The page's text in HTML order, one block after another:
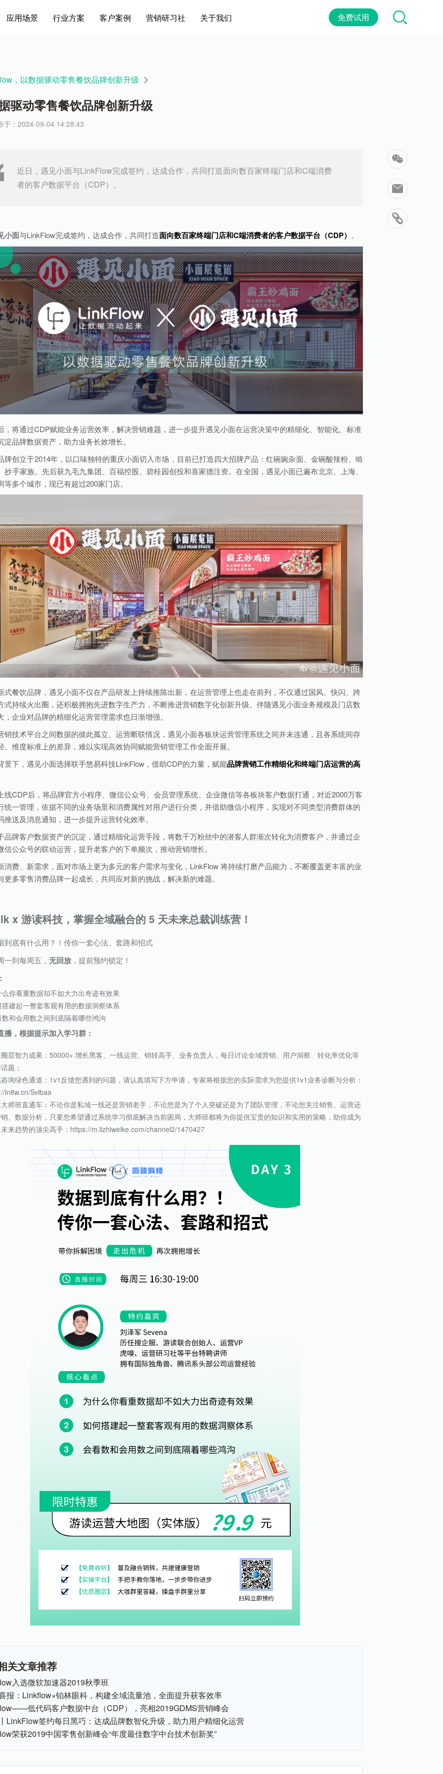
应用场景 行业方案 客户案例 营销研习社 关于我们 免费试用
，以数据驱动零售餐饮品牌创新升级
驱动零售餐饮品牌创新升级
于：2024-09-04 14:28:43
近日，遇见小面与LinkFlow完成签约，达成合作，共同打造面向数百家终端门店和C端消费
者的客户数据平台（CDP）。
小面与LinkFlow完成签约，达成合作，共同打造面向数百家终端门店和C端消费者的客户数据平台（CDP） 。
，将通过CDP赋能业务运营效率，解决营销难题，进一步提升遇见小面在运营决策中的精细化、智能化、标准
淀品牌数据资产，助力业务长效增长。
牌创立于2014年，以口味独特的重庆小面切入市场，目前已打造四大招牌产品：红碗豌杂面、金碗酸辣粉、啃
抄手家族。先后获九毛九集团、百福控股、碧桂园创投和喜家德注资。在全国，遇见小面已遍布北京、上海、
等多个城市，现已有超过200家门店。
式餐饮品牌，遇见小面不仅在产品研发上持续推陈出新，在运营管理上也走在前列，不仅通过国风、快闪、跨
式持续火出圈，还积极拥抱先进数字生产力，不断推进营销数字化创新升级。伴随遇见小面业务规模及门店数
，企业对品牌的精细化运营管理需求也日渐增强。
销技术平台之间数据的彼此孤立、运营断联情况，遇见小面各板块运营管理系统之间并未连通，且各系统间存
、维度标准上的差异，难以实现高效协同赋能营销管理工作全面开展。
景下，遇见小面选择联手悠易科技LinkFlow，借助CDP的力量，赋能品牌营销工作精细化和终端门店运营的高
线CDP后，将品牌官方小程序、微信公众号、会员管理系统、企业微信等各板块客户数据打通，对近2000万客
统一管理，依据不同的业务场景和消费属性对用户进行分类，并借助微信小程序，实现对不同类型消费群体的
推送及消息通知，进一步提升运营转化效率。
品牌客户数据资产的沉淀，通过精细化运营手段，将数千万粉丝中的潜客人群渐次转化为消费客户，并通过企
信公众号的联动运营，提升老客户的下单频次，推动营销增长。
消费、新需求，面对市场上更为多元的客户需求与变化，LinkFlow 将持续打磨产品能力，不断覆盖更丰富的业
更多零售消费品牌一起成长，共同应对新的挑战，解决新的难题。
x 游读科技 ，掌握全域融合的 5 天未来总裁训练营！
到底有什么用？！传你一套心法、套路和招式
一到每周五， 无回放 ，提前预约锁定！
你看重数据却不如大力出奇迹有效果
建起一整套客观有用的数据洞察体系
和会用数之间到底隔着哪些鸿沟
播，根据提示加入学习群：
层智力成果：50000+ 增长黑客、一线运营、销转高手、业务负责人，每日讨论全域营销、用户洞察、转化率优化等
题；
询绿色通道：1v1反馈您遇到的问题，请认真填写下方申请，专家将根据您的实际需求为您提供1v1业务诊断与分析：
ln8w.cn/Svibaa
师班直通车：不论你是私域一线还是营销老手，不论您是为了个人突破还是为了团队管理，不论您关注销售、运营还
、数据分析，只要您希望通过系统学习彻底解决当前困局，大师班都将为你提供宝贵的知识和实用的策略，助你成为
来趋势的顶尖高手：https://m.lizhiweike.com/channel2/1470427
关文章推荐
入选微软加速器2019秋季班
报：Linkflow×铂林眼科，构建全域流量池，全面提升获客效率
低代码客户数据中台（CDP），亮相2019GDMS营销峰会
LinkFlow签约每日黑巧：达成品牌数智化升级，助力用户精细化运营
荣获2019中国零售创新峰会“年度最佳数字中台技术创新奖”